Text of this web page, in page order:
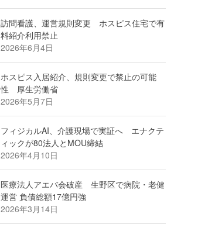
訪問看護、運営規則変更 ホスピス住宅で有
料紹介利用禁止
2026年6月4日
ホスピス入居紹介、規則変更で禁止の可能
性 厚生労働省
2026年5月7日
フィジカルAI、介護現場で実証へ エナクテ
ィックが80法人とMOU締結
2026年4月10日
医療法人アエバ会破産 生野区で病院・老健
運営 負債総額17億円強
2026年3月14日